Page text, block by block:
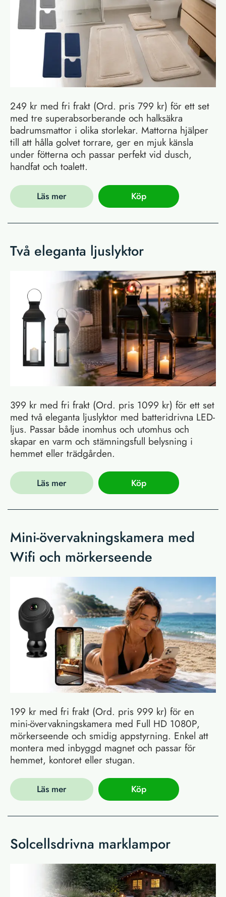
249 kr med fri frakt (Ord. pris 799 kr) för ett set
med tre superabsorberande och halksäkra
badrumsmattor i olika storlekar. Mattorna hjälper
till att hålla golvet torrare, ger en mjuk känsla
under fötterna och passar perfekt vid dusch,
handfat och toalett.
Läs mer Köp
Två eleganta ljuslyktor
399 kr med fri frakt (Ord. pris 1099 kr) för ett set
med två eleganta ljuslyktor med batteridrivna LED-
ljus. Passar både inomhus och utomhus och
skapar en varm och stämningsfull belysning i
hemmet eller trädgården.
Läs mer Köp
Mini-övervakningskamera med
Wifi och mörkerseende
199 kr med fri frakt (Ord. pris 999 kr) för en
mini-övervakningskamera med Full HD 1080P,
mörkerseende och smidig appstyrning. Enkel att
montera med inbyggd magnet och passar för
hemmet, kontoret eller stugan.
Läs mer Köp
Solcellsdrivna marklampor